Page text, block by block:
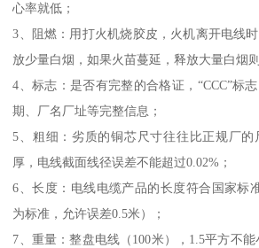
心率就低；
3、阻燃：用打火机烧胶皮，火机离开电线
放少量白烟，如果火苗蔓延，释放大量白烟
4、标志：是否有完整的合格证，“CCC”标
期、厂名厂址等完整信息；
5、粗细：劣质的铜芯尺寸往往比正规厂
厚，电线截面线径误差不能超过0.02%；
6、长度：电线电缆产品的长度符合国家标
为标准，允许误差0.5米）；
7、重量：整盘电线（100米），1.5平方不